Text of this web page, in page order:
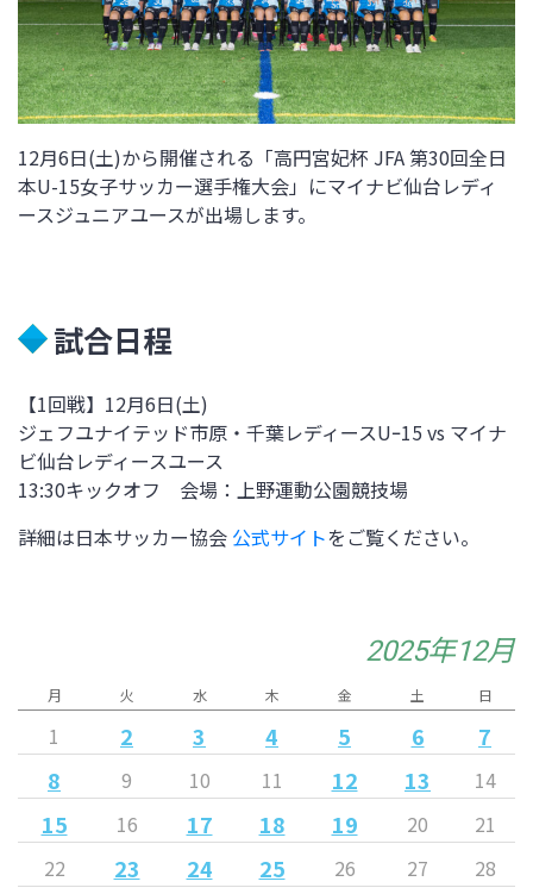
12月6日(土)から開催される「高円宮妃杯 JFA 第30回全日
本U-15女子サッカー選手権大会」にマイナビ仙台レディ
ースジュニアユースが出場します。
試合日程
【1回戦】12月6日(土)
ジェフユナイテッド市原・千葉レディースUｰ15 vs マイナ
ビ仙台レディースユース
13:30キックオフ 会場：上野運動公園競技場
詳細は日本サッカー協会 公式サイトをご覧ください。
2025年12月
月 火 水 木 金 土 日
1 2 3 4 5 6
7
8
9 10 11 12 13 14
15 16 17 18 19 20
21
22
23 24 25 26 27 28